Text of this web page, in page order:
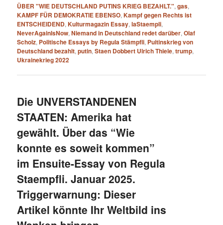
ÜBER "WIE DEUTSCHLAND PUTINS KRIEG BEZAHLT.",gas,
KAMPF FÜR DEMOKRATIE EBENSO,Kampf gegen Rechts ist
ENTSCHEIDEND,Kulturmagazin Essay,laStaempli,
NeverAgainIsNow,Niemand in Deutschland redet darüber,Olaf
Scholz, Politische Essays by Regula Stämpfli, Puitinskrieg von
Deutschland bezahlt,putin,Staen Dobbert Ulrich Thiele,trump,
Ukrainekrieg 2022
Die UNVERSTANDENEN
STAATEN: Amerika hat
gewählt. Über das “Wie
konnte es soweit kommen”
im Ensuite-Essay von Regula
Staempfli. Januar 2025.
Triggerwarnung: Dieser
Artikel könnte Ihr Weltbild ins